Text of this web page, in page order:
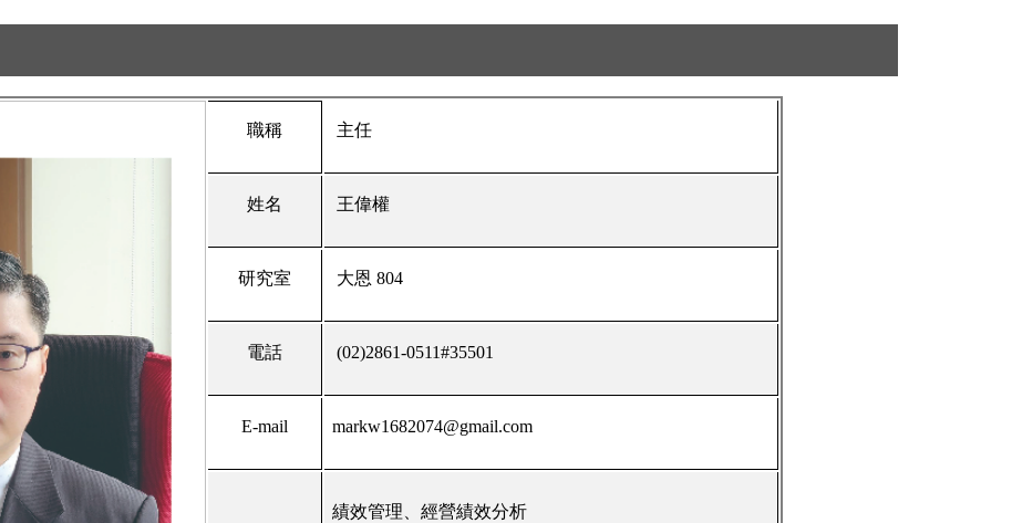
職稱 主任
姓名 王偉權
研究室 大恩 804
電話 (02)2861-0511#35501
E-mail markw1682074@gmail.com
績效管理、經營績效分析